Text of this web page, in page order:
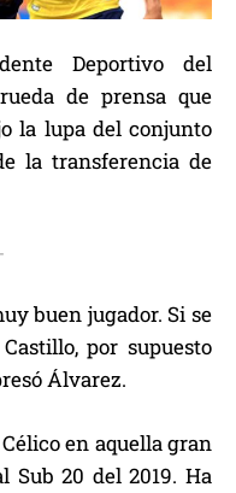
Deportivo del
de prensa que
la lupa del conjunto
la transferencia de
buen jugador. Si se
por supuesto
Álvarez.
en aquella gran
Sub 20 del 2019. Ha